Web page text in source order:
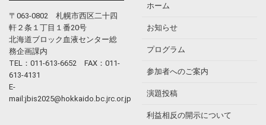
〒063-0802 札幌市西区二十四
軒２条１丁目１番20号
北海道ブロック血液センター総
務企画課内
TEL：011-613-6652 FAX：011-
613-4131
E-
mail:jbis2025@hokkaido.bc.jrc.or.jp
ホーム
お知らせ
プログラム
参加者へのご案内
演題投稿
利益相反の開示について